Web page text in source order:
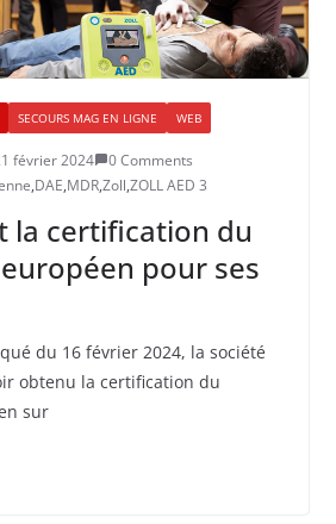
SECOURS MAG EN LIGNE WEB
février 2024
0 Comments
,DAE,MDR,Zoll,ZOLL AED 3
la certification du
pour ses
du 16 février 2024, la société
obtenu la certification du
sur